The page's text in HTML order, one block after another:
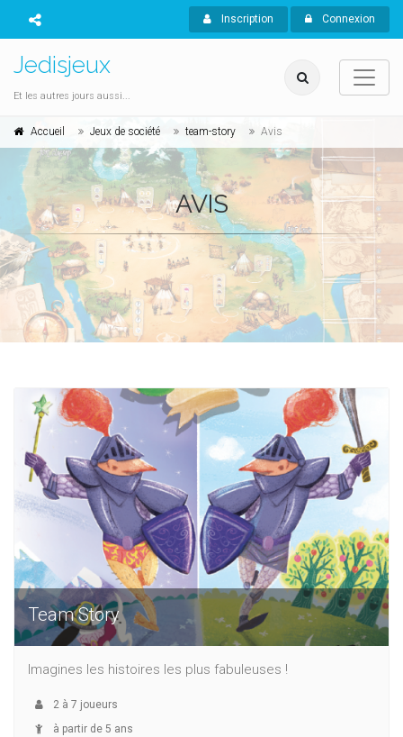
Inscription Connexion
Jedisjeux
Et les autres jours aussi...
Accueil Jeux de société team-story Avis
AVIS
Team Story
Imagines les histoires les plus fabuleuses !
2 à 7 joueurs
à partir de 5 ans